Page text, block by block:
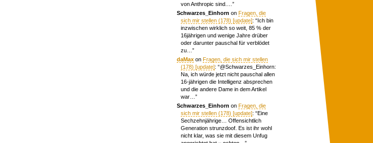
von Anthropic sind.… ”
Schwarzes_Einhorn onFragen, die
sich mir stellen (178) [update]: “Ich bin
inzwischen wirklich so weit, 85 % der
16jährigen und wenige Jahre drüber
oder darunter pauschal für verblödet
zu… ”
daMax onFragen, die sich mir stellen
(178) [update]: “@Schwarzes_Einhorn:
Na, ich würde jetzt nicht pauschal allen
16-jährigen die Intelligenz absprechen
und die andere Dame in dem Artikel
war… ”
Schwarzes_Einhorn onFragen, die
sich mir stellen (178) [update]: “Eine
Sechzehnjährige… Offensichtlich
Generation strunzdoof. Es ist ihr wohl
nicht klar, was sie mit diesem Unfug